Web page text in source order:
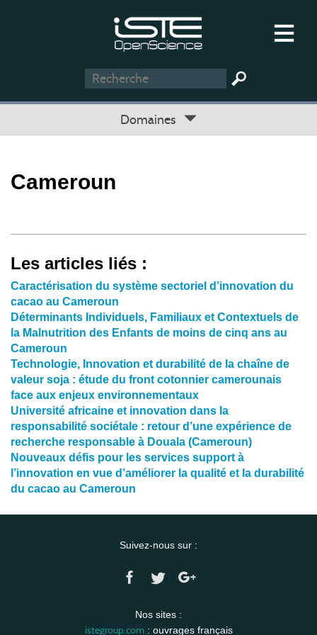
Domaines
Cameroun
Les articles liés :
Caractérisation du système sectoriel d’innovation du
cacao au Cameroun
Déterminants Individuels, Familiaux et Contextuels de
la Malnutrition des Enfants de moins de cinq ans au
Cameroun
Technologie, Innovation et durabilité de la chaîne de
valeur soja : étude du front cotonnier camerounais
face aux enjeux environnementaux
Université africaine et innovation dans la
responsabilité sociétale : retour d’une expérience de
recherche responsable à Douala (Cameroun)
Nouveaux défis pour les services support à
l’innovation en vue d’améliorer la qualité et la durabilité
du cacao au Cameroun
Suivez-nous sur :
Nos sites :
istegroup.com: ouvrages français